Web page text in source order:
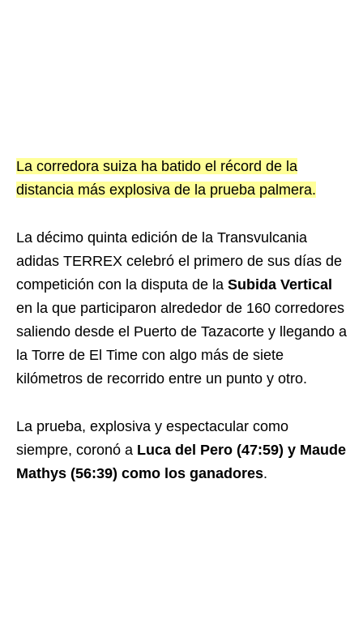
La corredora suiza ha batido el récord de la
distancia más explosiva de la prueba palmera.
La décimo quinta edición de la Transvulcania
adidas TERREX celebró el primero de sus días de
competición con la disputa de la Subida Vertical
en la que participaron alrededor de 160 corredores
saliendo desde el Puerto de Tazacorte y llegando a
la Torre de El Time con algo más de siete
kilómetros de recorrido entre un punto y otro.
La prueba, explosiva y espectacular como
siempre, coronó a Luca del Pero (47:59) y Maude
Mathys (56:39) como los ganadores.